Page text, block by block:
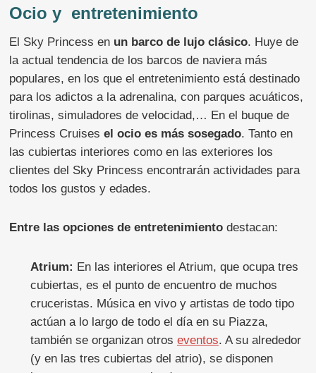
Ocio y entretenimiento
El Sky Princess en un barco de lujo clásico. Huye de
la actual tendencia de los barcos de naviera más
populares, en los que el entretenimiento está destinado
para los adictos a la adrenalina, con parques acuáticos,
tirolinas, simuladores de velocidad,… En el buque de
Princess Cruisesel ocio es más sosegado. Tanto en
las cubiertas interiores como en las exteriores los
clientes del Sky Princess encontrarán actividades para
todos los gustos y edades.
Entre las opciones deentretenimiento destacan:
Atrium: En las interiores el Atrium, que ocupa tres
cubiertas, es el punto de encuentro de muchos
cruceristas. Música en vivo y artistas de todo tipo
actúan a lo largo de todo el día en su Piazza,
también se organizan otros eventos. A su alrededor
(y en las tres cubiertas del atrio), se disponen